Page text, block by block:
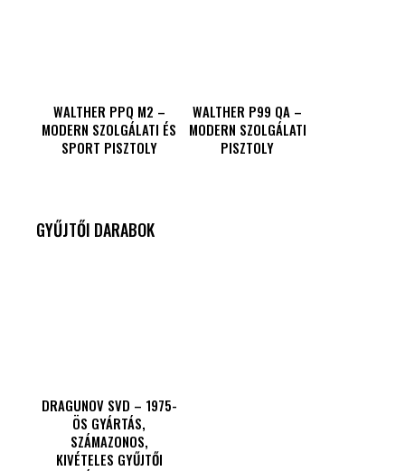
WALTHER PPQ M2 –
MODERN SZOLGÁLATI ÉS
SPORT PISZTOLY
WALTHER P99 QA –
MODERN SZOLGÁLATI
PISZTOLY
GYŰJTŐI DARABOK
DRAGUNOV SVD – 1975-
ÖS GYÁRTÁS,
SZÁMAZONOS,
KIVÉTELES GYŰJTŐI